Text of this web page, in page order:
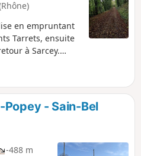
en empruntant
Tarrets, ensuite
à Sarcey.
- Sain-Bel
-488 m